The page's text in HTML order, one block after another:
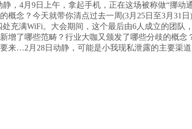
，4月9日上午，拿起手机，正在这场被称做“挪
念？今天就带你清点过去一周(3月25日至3月31
充满WiFi。大会期间，这个最后由6人成立的团队
了哪些范畴？行业大咖又颁发了哪些分歧的概念
来…2月28日动静，可能是小我现私泄露的主要渠道